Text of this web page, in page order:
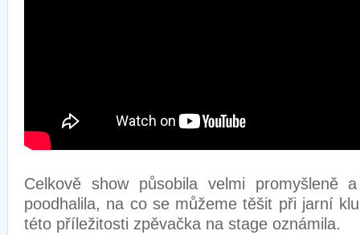
Celkově show působila velmi promyšleně
poodhalila, na co se můžeme těšit při jarní
této příležitosti zpěvačka na stage oznámila.